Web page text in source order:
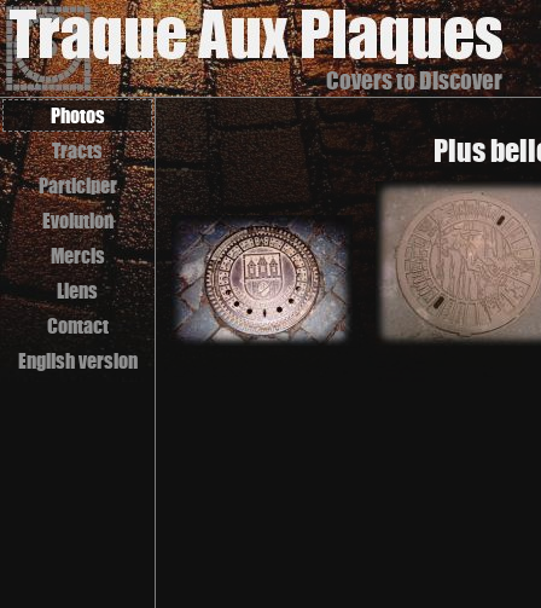
Covers to Discover
Photos
Tracts
Participer
Evolution
Mercis
Liens
Contact
English version
Plus